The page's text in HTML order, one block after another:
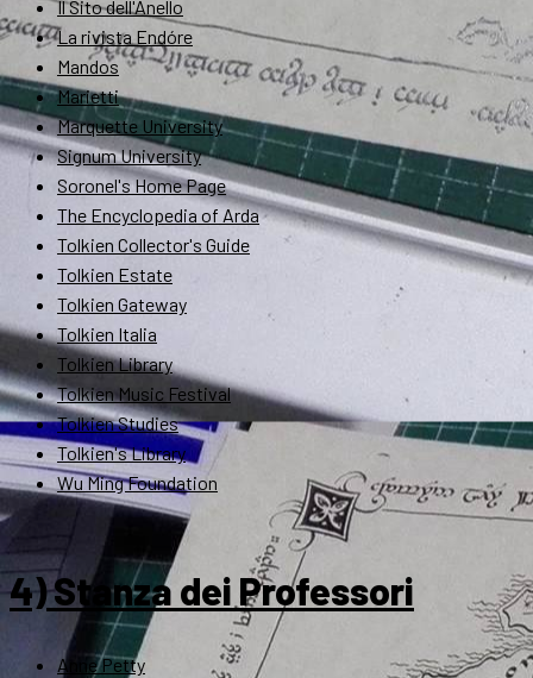
Il Sito dell'Anello
La rivista Endóre
Mandos
Marietti
Marquette University
Signum University
Soronel's Home Page
The Encyclopedia of Arda
Tolkien Collector's Guide
Tolkien Estate
Tolkien Gateway
Tolkien Italia
Tolkien Library
Tolkien Music Festival
Tolkien Studies
Tolkien's Library
Wu Ming Foundation
4) Stanza dei Professori
Anne Petty